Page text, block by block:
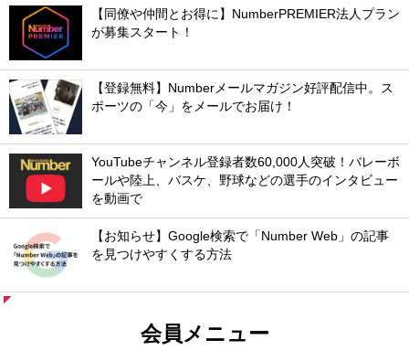
【同僚や仲間とお得に】NumberPREMIER法人プラン
が募集スタート！
【登録無料】Numberメールマガジン好評配信中。ス
ポーツの「今」をメールでお届け！
YouTubeチャンネル登録者数60,000人突破！バレーボ
ールや陸上、バスケ、野球などの選手のインタビュー
を動画で
【お知らせ】Google検索で「Number Web」の記事
を見つけやすくする方法
会員メニュー